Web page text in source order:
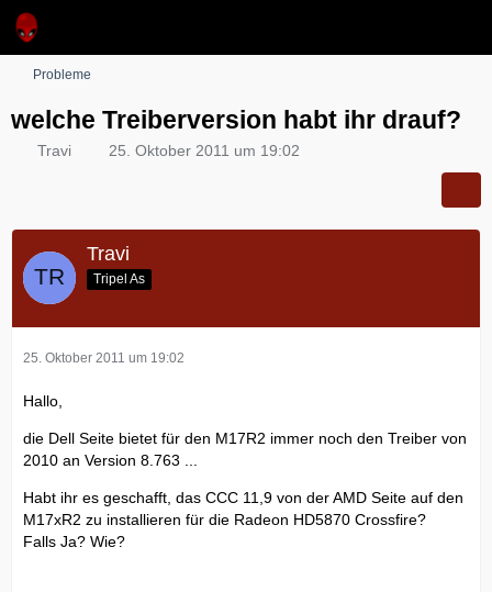
Probleme
welche Treiberversion habt ihr drauf?
Travi 25. Oktober 2011 um 19:02
Travi
Tripel As
25. Oktober 2011 um 19:02
Hallo,
die Dell Seite bietet für den M17R2 immer noch den Treiber von
2010 an Version 8.763 ...
Habt ihr es geschafft, das CCC 11,9 von der AMD Seite auf den
M17xR2 zu installieren für die Radeon HD5870 Crossfire?
Falls Ja? Wie?